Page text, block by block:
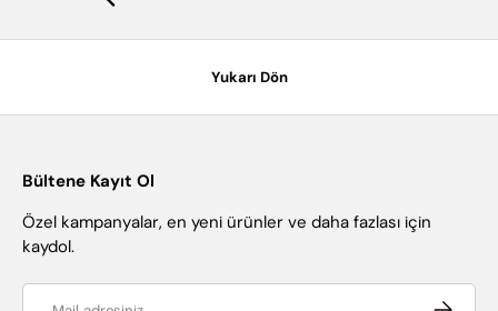
Yukarı Dön
Bültene Kayıt Ol
Özel kampanyalar, en yeni ürünler ve daha fazlası için
kaydol.
Abone ol